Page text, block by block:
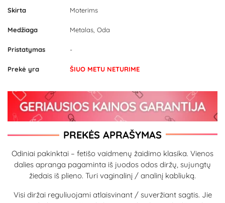
Skirta Moterims
Medžiaga Metalas, Oda
Pristatymas -
Prekė yra ŠIUO METU NETURIME
PREKĖS APRAŠYMAS
Odiniai pakinktai – fetišo vaidmenų žaidimo klasika. Vienos
dalies apranga pagaminta iš juodos odos diržų, sujungtų
žiedais iš plieno. Turi vaginalinį / analinį kabliuką.
Visi diržai reguliuojami atlaisvinant / suveržiant sagtis. Jie